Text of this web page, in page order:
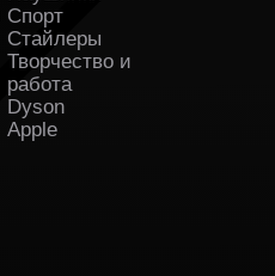
Спорт
Стайлеры
Творчество и
работа
Dyson
Apple